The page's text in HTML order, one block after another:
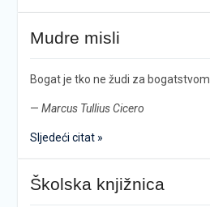
Mudre misli
Bogat je tko ne žudi za bogatstvom.
— Marcus Tullius Cicero
Sljedeći citat »
Školska knjižnica